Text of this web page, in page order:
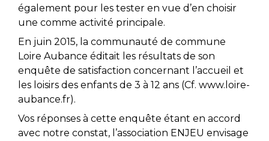
également pour les tester en vue d’en choisir
une comme activité principale.
En juin 2015, la communauté de commune
Loire Aubance éditait les résultats de son
enquête de satisfaction concernant l’accueil et
les loisirs des enfants de 3 à 12 ans (Cf. www.loire-
aubance.fr).
Vos réponses à cette enquête étant en accord
avec notre constat, l’association ENJEU envisage